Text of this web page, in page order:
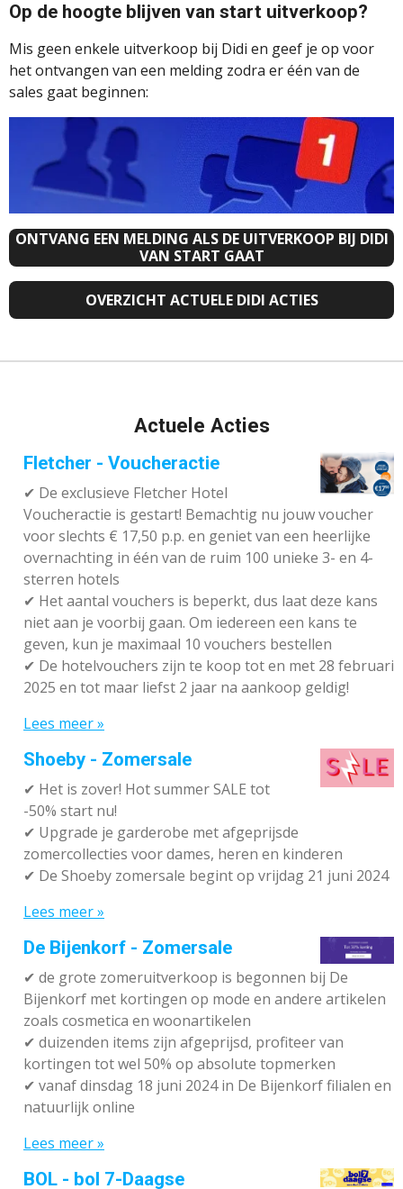
Op de hoogte blijven van start uitverkoop?
Mis geen enkele uitverkoop bij Didi en geef je op voor
het ontvangen van een melding zodra er één van de
sales gaat beginnen:
ONTVANG EEN MELDING ALS DE UITVERKOOP BIJ DIDI
VAN START GAAT
OVERZICHT ACTUELE DIDI ACTIES
Actuele Acties
Fletcher - Voucheractie
✔ De exclusieve Fletcher Hotel
Voucheractie is gestart! Bemachtig nu jouw voucher
voor slechts € 17,50 p.p. en geniet van een heerlijke
overnachting in één van de ruim 100 unieke 3- en 4-
sterren hotels
✔ Het aantal vouchers is beperkt, dus laat deze kans
niet aan je voorbij gaan. Om iedereen een kans te
geven, kun je maximaal 10 vouchers bestellen
✔ De hotelvouchers zijn te koop tot en met 28 februari
2025 en tot maar liefst 2 jaar na aankoop geldig!
Lees meer »
Shoeby - Zomersale
✔ Het is zover! Hot summer SALE tot
-50% start nu!
✔ Upgrade je garderobe met afgeprijsde
zomercollecties voor dames, heren en kinderen
✔ De Shoeby zomersale begint op vrijdag 21 juni 2024
Lees meer »
De Bijenkorf - Zomersale
✔ de grote zomeruitverkoop is begonnen bij De
Bijenkorf met kortingen op mode en andere artikelen
zoals cosmetica en woonartikelen
✔ duizenden items zijn afgeprijsd, profiteer van
kortingen tot wel 50% op absolute topmerken
✔ vanaf dinsdag 18 juni 2024 in De Bijenkorf filialen en
natuurlijk online
Lees meer »
BOL - bol 7-Daagse